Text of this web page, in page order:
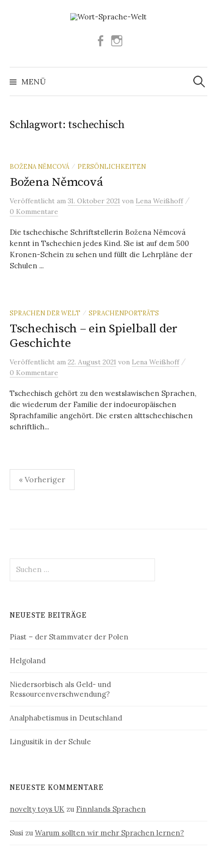
Facebook
MENÜ
Suchen
nach:
Schlagwort: tschechisch
BOŽENA NĚMCOVÁ / PERSÖNLICHKEITEN
Božena Němcová
Veröffentlicht am 31. Oktober 2021 von Lena Weißhoff /
0 Kommentare
Die tschechische Schriftstellerin Božena Němcová
kennt in Tschechien jedes Kind. Sie ist auf dem 500
Kronen-Schein zu sehen und füllt die Lehrpläne der
Schulen ...
SPRACHEN DER WELT / SPRACHENPORTRÄTS
Tschechisch – ein Spielball der
Geschichte
Veröffentlicht am 22. August 2021 von Lena Weißhoff /
0 Kommentare
Tschechisch gehört zu den westslawischen Sprachen,
die wiederum der Familie der indoeuropäischen
Sprachfamilie angehört. Die ersten alttschechischen
schriftlich...
Seitennummerierung
der
« Vorheriger
nach:
NEUESTE BEITRÄGE
Piast – der Stammvater der Polen
Helgoland
Niedersorbisch als Geld- und
Ressourcenverschwendung?
Analphabetismus in Deutschland
Lingusitik in der Schule
NEUESTE KOMMENTARE
novelty toys UK zu Finnlands Sprachen
Susi zu Warum sollten wir mehr Sprachen lernen?